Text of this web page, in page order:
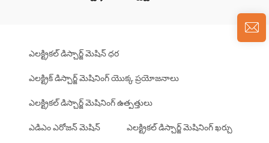
ఎలక్ట్రికల్ డిస్చార్జ్ మెషిన్ ధర
ఎలక్ట్రిక్ డిస్చార్జ్ మెషినింగ్ యొక్క ప్రయోజనాలు
ఎలక్ట్రికల్ డిస్చార్జ్ మెషినింగ్ ఉత్పత్తులు
ఎడిఎం ఎరోజన్ మెషిన్ ఎలక్ట్రికల్ డిస్చార్జ్ మెషినింగ్ ఖర్చు